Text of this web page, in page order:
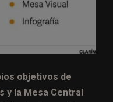
objetivos de
y la Mesa Central